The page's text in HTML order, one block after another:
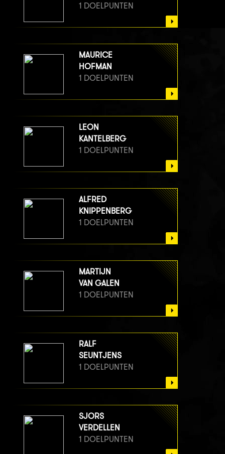
1 DOELPUNTEN
MAURICE
HOFMAN
1 DOELPUNTEN
LEON
KANTELBERG
1 DOELPUNTEN
ALFRED
KNIPPENBERG
1 DOELPUNTEN
MARTIJN
VAN GALEN
1 DOELPUNTEN
RALF
SEUNTJENS
1 DOELPUNTEN
SJORS
VERDELLEN
1 DOELPUNTEN